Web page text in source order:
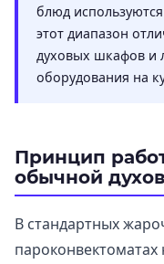
блюд
этот диапазон
духовых шкафов и
оборудования на
Принцип
обычной
В стандартных
пароконвектоматах